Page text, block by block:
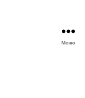
Меню